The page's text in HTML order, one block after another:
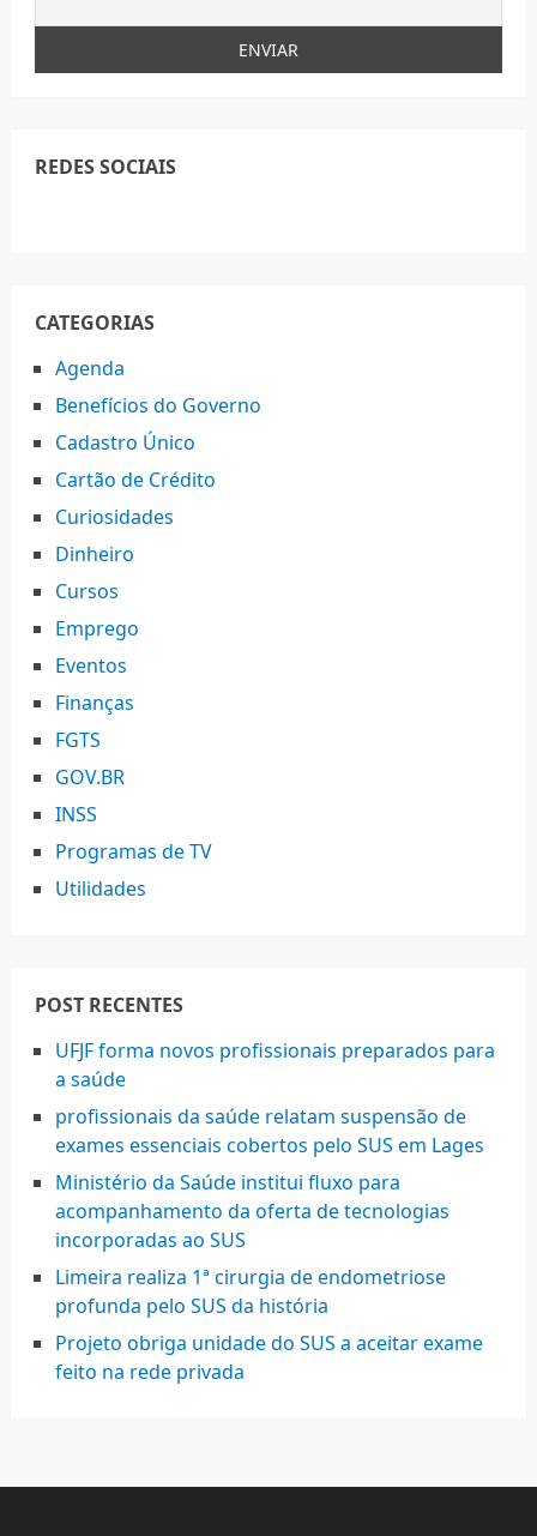
REDES SOCIAIS
CATEGORIAS
Agenda
Benefícios do Governo
Cadastro Único
Cartão de Crédito
Curiosidades
Dinheiro
Cursos
Emprego
Eventos
Finanças
FGTS
GOV.BR
INSS
Programas de TV
Utilidades
POST RECENTES
UFJF forma novos profissionais preparados para
a saúde
profissionais da saúde relatam suspensão de
exames essenciais cobertos pelo SUS em Lages
Ministério da Saúde institui fluxo para
acompanhamento da oferta de tecnologias
incorporadas ao SUS
Limeira realiza 1ª cirurgia de endometriose
profunda pelo SUS da história
Projeto obriga unidade do SUS a aceitar exame
feito na rede privada